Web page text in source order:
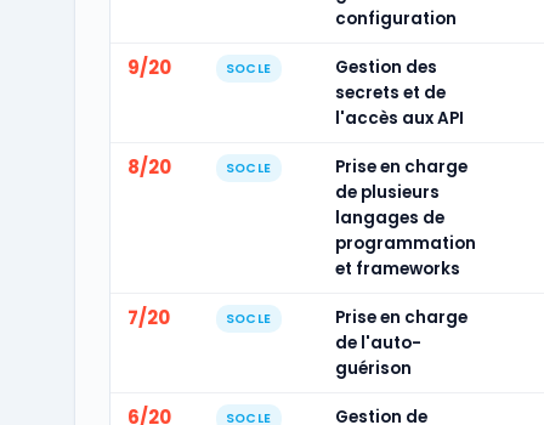
configuration
9/20 SOCLE
Gestion des
secrets et de
l'accès aux API
8/20 SOCLE
Prise en charge
de plusieurs
langages de
programmation
et frameworks
7/20 SOCLE
Prise en charge
de l'auto-
guérison
6/20 SOCLE
Gestion de